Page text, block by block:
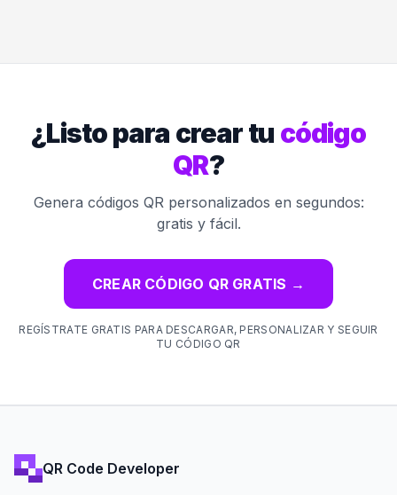
¿Listo para crear tu código
QR?
Genera códigos QR personalizados en segundos:
gratis y fácil.
CREAR CÓDIGO QR GRATIS →
REGÍSTRATE GRATIS PARA DESCARGAR, PERSONALIZAR Y SEGUIR
TU CÓDIGO QR
QR Code Developer